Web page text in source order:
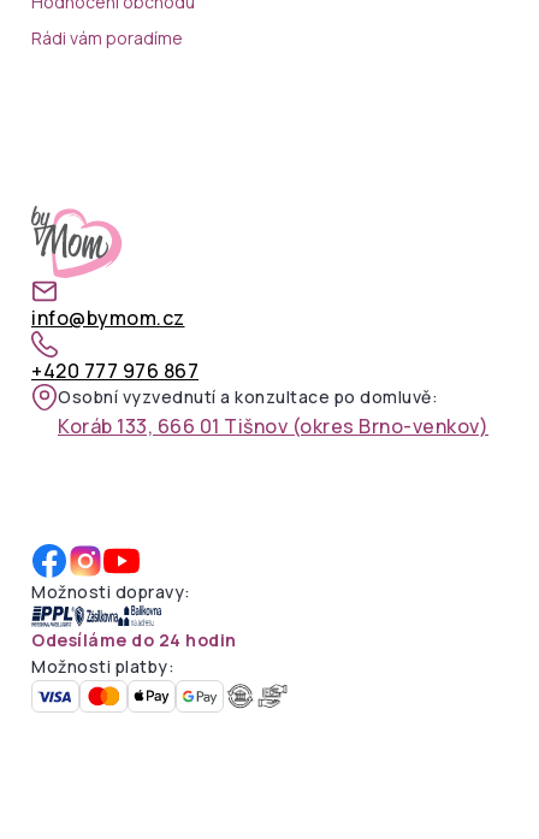
Rádi vám poradíme
info@bymom.cz
+420 777 976 867
Osobní vyzvednutí a konzultace po domluvě:
Koráb 133, 666 01 Tišnov (okres Brno-venkov)
Možnosti dopravy:
Odesíláme do 24 hodin
Možnosti platby: